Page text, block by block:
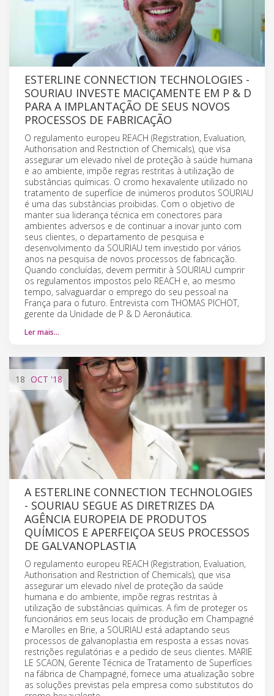
ESTERLINE CONNECTION TECHNOLOGIES -
SOURIAU INVESTE MACIÇAMENTE EM P & D
PARA A IMPLANTAÇÃO DE SEUS NOVOS
PROCESSOS DE FABRICAÇÃO
O regulamento europeu REACH (Registration, Evaluation,
Authorisation and Restriction of Chemicals), que visa
assegurar um elevado nível de proteção à saúde humana
e ao ambiente, impõe regras restritas à utilização de
substâncias químicas. O cromo hexavalente utilizado no
tratamento de superfície de inúmeros produtos SOURIAU
é uma das substâncias proibidas. Com o objetivo de
manter sua liderança técnica em conectores para
ambientes adversos e de continuar a inovar junto com
seus clientes, o departamento de pesquisa e
desenvolvimento da SOURIAU tem investido por vários
anos na pesquisa de novos processos de fabricação.
Quando concluídas, devem permitir à SOURIAU cumprir
os regulamentos impostos pelo REACH e, ao mesmo
tempo, salvaguardar o emprego do seu pessoal na
França para o futuro. Entrevista com THOMAS PICHOT,
gerente da Unidade de P & D Aeronáutica.
Ler mais…
18 OCT '18
A ESTERLINE CONNECTION TECHNOLOGIES
- SOURIAU SEGUE AS DIRETRIZES DA
AGÊNCIA EUROPEIA DE PRODUTOS
QUÍMICOS E APERFEIÇOA SEUS PROCESSOS
DE GALVANOPLASTIA
O regulamento europeu REACH (Registration, Evaluation,
Authorisation and Restriction of Chemicals), que visa
assegurar um elevado nível de proteção da saúde
humana e do ambiente, impõe regras restritas à
utilização de substâncias químicas. A fim de proteger os
funcionários em seus locais de produção em Champagné
e Marolles en Brie, a SOURIAU está adaptando seus
processos de galvanoplastia em resposta a essas novas
restrições regulatórias e a pedido de seus clientes. MARIE
LE SCAON, Gerente Técnica de Tratamento de Superfícies
na fábrica de Champagné, fornece uma atualização sobre
as soluções previstas pela empresa como substitutos do